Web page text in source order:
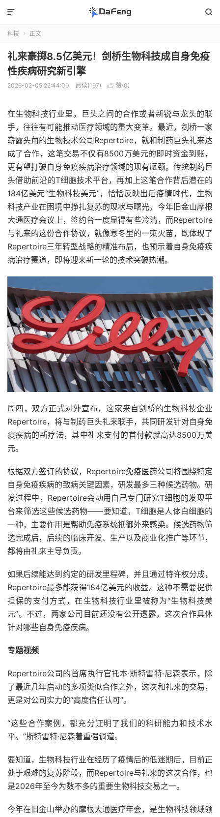


科技  正文
礼来豪掷8.5亿美元！剑桥生物科技成自身免疫
性疾病研究新引擎
2026-02-05 22:44:00 阅读(197)  赞(0)
在生物科技行业里，巨头之间的合作或者新锐与龙头的联
手，往往有可能推动医疗领域的重大变革。最近，剑桥一家
崭露头角的生物技术公司Repertoire，就和制药巨头礼来达
成了合作，这笔交易不仅有8500万美元的即时资金到账，
更有望打破自身免疫疾病治疗领域的现有瓶颈。传统制药巨
头借助前沿的T细胞技术平台，再加上这笔合作背后潜在的
184亿美元“生物科技美元”，恰恰反映出后疫情时代，生物
科技产业在困境中挣扎复苏的现状与曙光。今年旧金山摩根
大通医疗会议上，签约台一度显得有些冷清，而Repertoire
与礼来的这份合作协议，就像寒冬里的一束火苗，既体现了
Repertoire三年转型战略的精准布局，也预示着自身免疫疾
病治疗赛道，即将迎来新一轮的技术突破热潮。
周四，双方正式对外宣布，这家来自剑桥的生物科技企业
Repertoire，将与制药巨头礼来联手，共同研发针对自身免
疫疾病的新疗法，其中礼来支付的首付款就高达8500万美
元。
根据双方签订的协议，Repertoire免疫医药公司将围绕特定
自身免疫疾病的致病关键因素，研发最多三种候选药物。研
发过程中，Repertoire会动用自己专门研究T细胞的发现平
台来筛选这些候选药物——要知道，T细胞是人体白细胞的
一种，主要作用是帮助免疫系统抵御外来感染。候选药物筛
选完成后，后续的临床开发、生产以及商业化推广等环节，
都将由礼来主导负责。
如果后续能达到约定的研发里程碑，并且通过特许权分成，
Repertoire最多能获得184亿美元的收益。这种不需要提供
担保的支付方式，在生物科技行业里被称为“生物科技美
元”。不过，两家公司目前还没有公开透露，这次合作具体
针对哪些自身免疫疾病。
专题视频
Repertoire公司的首席执行官托本·斯特雷特·尼森表示，除
了最近几年启动的多项类似合作之外，这次和礼来的交易，
更是对公司实力的“高度信任认可”。
“这些合作案例，都充分证明了我们的科研能力和技术水
平。”斯特雷特·尼森着重强调道。
要知道，生物科技行业在经历了疫情后的低迷期后，目前正
处于艰难的复苏阶段，而Repertoire与礼来的这次合作，也
是2026年至今为数不多的重要生物科技交易之一。
今年在旧金山举办的摩根大通医疗年会，是生物科技领域领